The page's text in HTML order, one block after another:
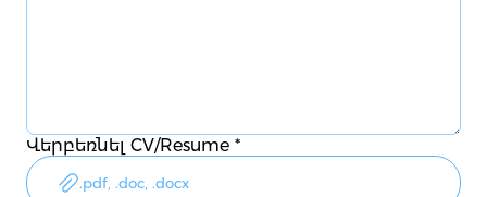
Վերբեռնել CV/Resume *
.pdf, .doc, .docx